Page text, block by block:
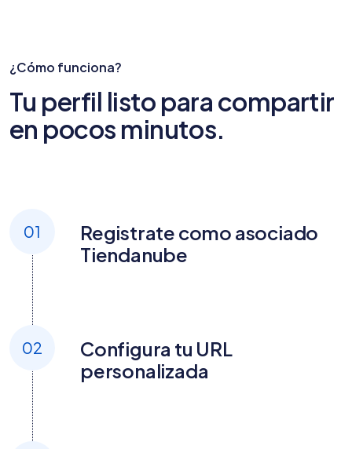
¿Cómo funciona?
Tu perfil listo para compartir
en pocos minutos.
01
Registrate como asociado
Tiendanube
02
Configura tu URL
personalizada